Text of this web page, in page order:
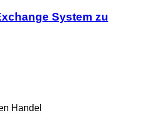
System zu
Handel